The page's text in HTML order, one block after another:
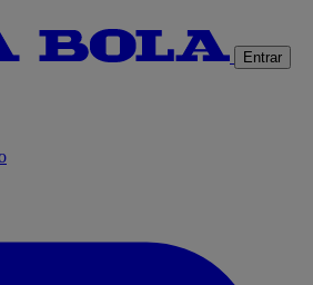
Entrar